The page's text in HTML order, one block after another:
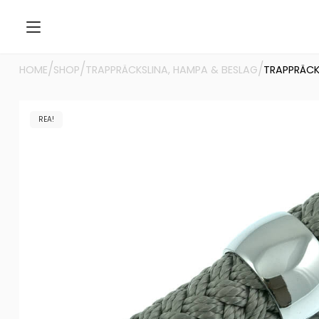
HOME/SHOP/TRAPPRÄCKSLINA, HAMPA & BESLAG/
REA!